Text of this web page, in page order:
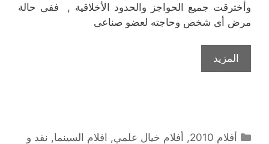
وأخترقت جميع الحواجز والحدود الأخلاقية , ففى حالة
مرض أى شخص وحاجته لعضو صناعى
المزيد
التصنيفات
أفلام 2010 , أفلام خيال علمي, افلام السينما, نقد و